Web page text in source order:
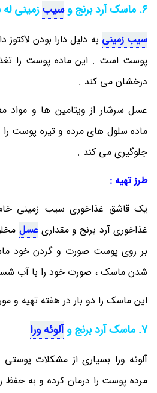
6. ماسک آرد برنج و سیبزمینی
سیب زمینی به دلیل دارا بودن
پوست است . این ماده پوست را
درخشان می ‎کند .
عسل سرشار از ویتامین ها و
ماده سلول های مرده و تیره پوست
جلوگیری می ‎کند .
طرز تهیه :
یک قاشق غذاخوری سیب زمینی
غذاخوری آرد برنج و مقداریعسل
بر روی پوست صورت و گردن خود
شدن ماسک ، صورت خود را با آب
این ماسک را دو بار در هفته تهیه و
7. ماسک آرد برنج و آلوئه ورا
آلوئه ورا بسیاری از مشکلات
مرده پوست را درمان کرده و به